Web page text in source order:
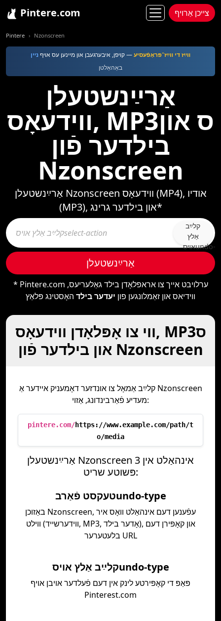
Pintere.com צייכן אַרויף
Pintere Nzonscreen
װײַז די װײַז־פּראָפֿעסיע— קויפן, איבערגעבן און מײנען עס אױףנײן
באַהאַלטן
אַרײַנשטעלן
ווידעאָס, MP3ס און
בילדער פֿון
Nzonscreen
אַרײַנשטעלן Nzonscreen ווידעאָס (MP4), אודיו
(MP3), און בילדער גרינג*
קלײַב
אַלץ
אױסundo-
אַרײַנשטעלן
* Pintere.com ערלויבט אייך צו אראפלאָדן בילד גאַלעריעס,
ווידיאס און זאַמלונגען פון יעדער בילד האָסטינג פּלאַץ
ווי צו אָפּלאָדן ווידעאָס, MP3ס
און בילדער פֿון Nzonscreen
קלײַב אַמאָל צו אונדזער דאָמעניק איידער אַ Nzonscreen
מעדיע פֿאַרבינדונג, אַזוי:
pintere.com/https://www.example.com/path/t
o/media
אַרײַנשטעלן Nzonscreen אינהאַלט אין 3
פּשוטע שריט:
טעקסט פֿאַרבundo-type
באַזוכן Nzonscreen, עפֿענען דעם אינהאַלט װאָס איר
װילט (װידערשײד, MP3, אָדער בילד), און קאָפּירן דעם
בלעטערער URL
קלײַב אַלץ אױסundo-type
פּאַפּ די קאָפּירטע לינק אין דעם פֿעלדער אויבן אויף
Pinterest.com